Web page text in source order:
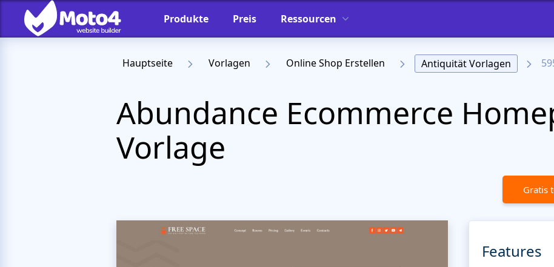
Produkte Preis Ressourcen
Hauptseite Vorlagen Online Shop Erstellen Antiquität Vorlagen
Abundance Ecommerce
Vorlage
Gratis
Features